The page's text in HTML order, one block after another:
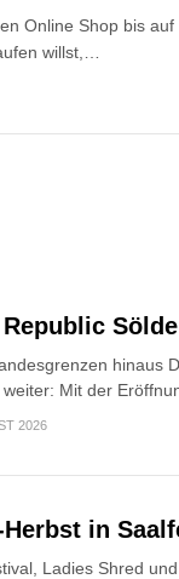
Online Shop bis
willst,…
hinaus
weiter: Mit der
2026
Herbst in
Ladies Shred